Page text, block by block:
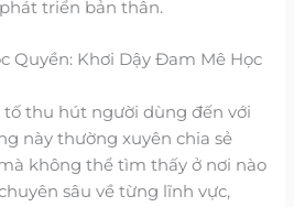
triển bản thân.
Quyền: Khơi Dậy Đam Mê Học
thu hút người dùng đến với
này thường xuyên chia sẻ
không thể tìm thấy ở nơi nào
sâu về từng lĩnh vực,